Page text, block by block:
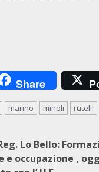
Share
marino minoli rutelli
Lo Bello:
e occupazione ,